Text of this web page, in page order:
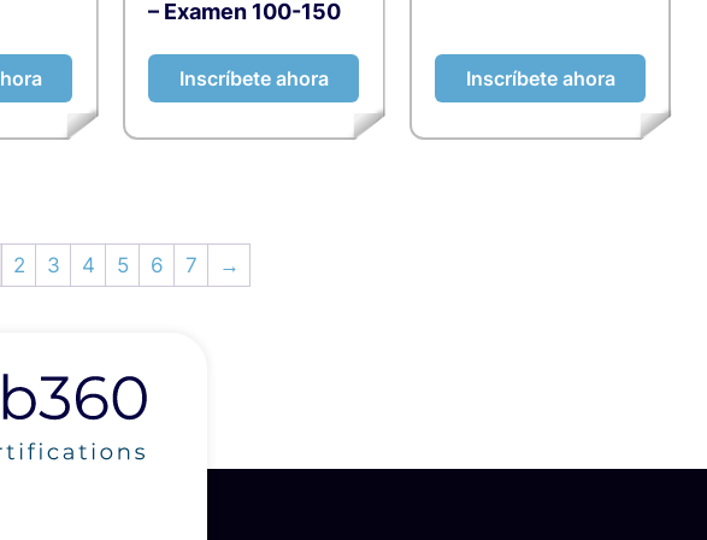
– Examen 100-150
Inscríbete ahora Inscríbete ahora
2 3 4 5 6 7 →